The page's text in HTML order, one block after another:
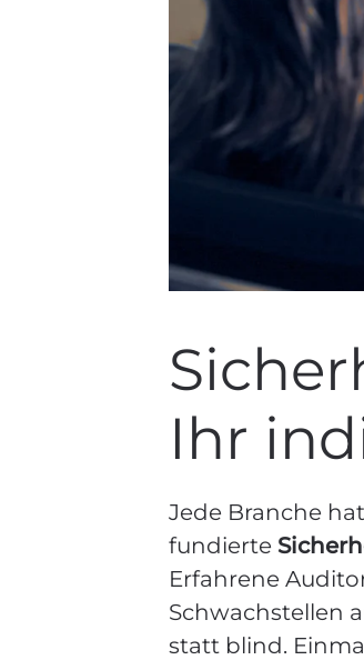
Ihr
Jede Branche
fundierte
Erfahrene
Schwachstellen
statt blind.